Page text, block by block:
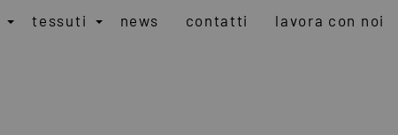
tessuti news contatti lavora con noi